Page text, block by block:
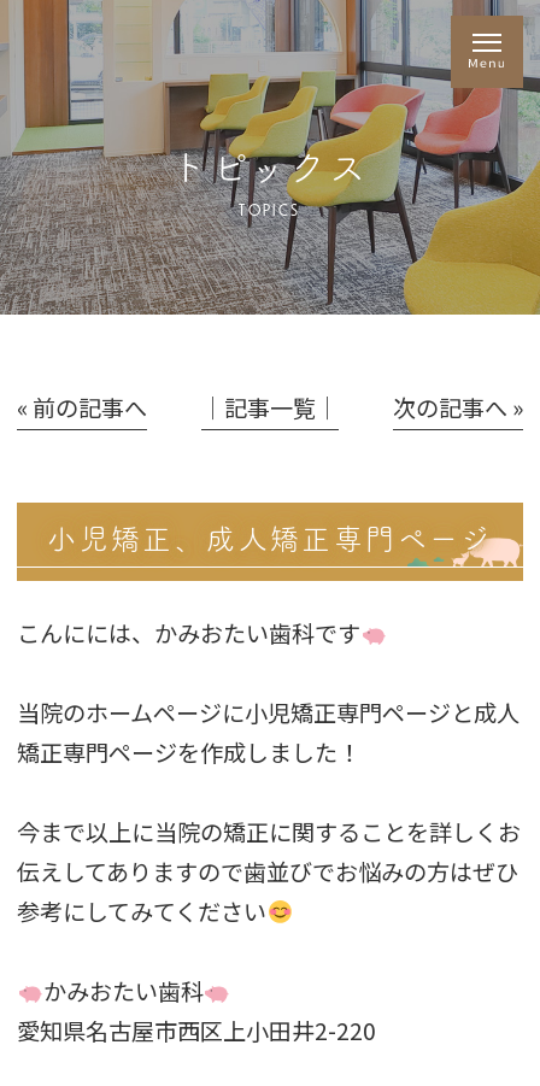
トピックス
TOPICS
« 前の記事へ │記事一覧│ 次の記事へ »
小児矯正、成人矯正専門ページ
こんにには、かみおたい歯科です
当院のホームページに小児矯正専門ページと成人
矯正専門ページを作成しました！
今まで以上に当院の矯正に関することを詳しくお
伝えしてありますので歯並びでお悩みの方はぜひ
参考にしてみてください
かみおたい歯科
愛知県名古屋市西区上小田井2-220